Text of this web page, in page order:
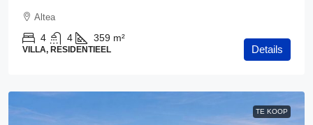
Altea
4 4 359 m²
VILLA, RESIDENTIEEL Details
TE KOOP